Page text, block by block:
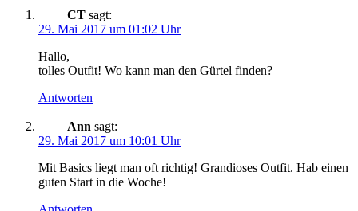
CT sagt:
29. Mai 2017 um 01:02 Uhr
Hallo,
tolles Outfit! Wo kann man den Gürtel finden?
Antworten
Ann sagt:
29. Mai 2017 um 10:01 Uhr
Mit Basics liegt man oft richtig! Grandioses Outfit. Hab einen
guten Start in die Woche!